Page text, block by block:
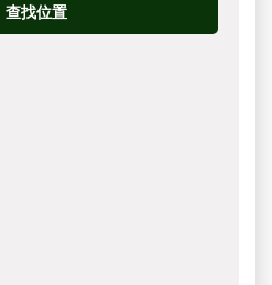
查找位置